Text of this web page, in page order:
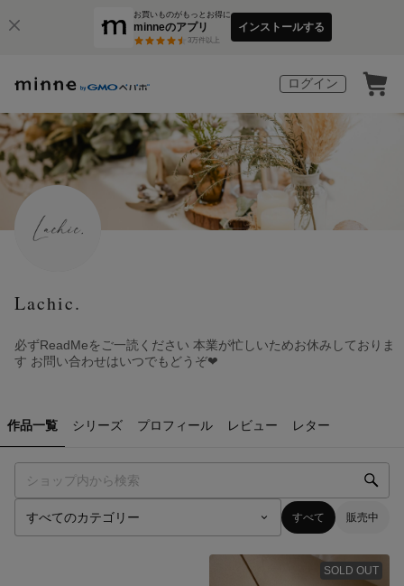
お買いものがもっとお得に
minneのアプリ
3万件以上
インストールする
ログイン
Lachic.
必ずReadMeをご一読ください 本業が忙しいためお休みしておりま
す お問い合わせはいつでもどうぞ❤︎
作品一覧 シリーズ プロフィール レビュー レター
すべて 販売中
SOLD OUT